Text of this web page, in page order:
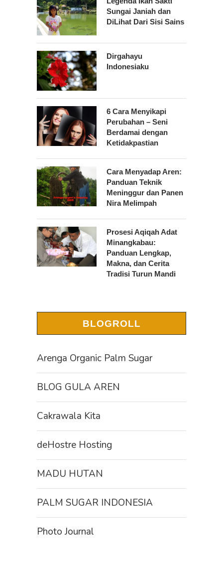
Sungai Janiah dan
DiLihat Dari Sisi Sains
Dirgahayu
Indonesiaku
6 Cara Menyikapi
Perubahan – Seni
Berdamai dengan
Ketidakpastian
Cara Menyadap Aren:
Panduan Teknik
Meninggur dan Panen
Nira Melimpah
Prosesi Aqiqah Adat
Minangkabau:
Panduan Lengkap,
Makna, dan Cerita
Tradisi Turun Mandi
BLOGROLL
Arenga Organic Palm Sugar
BLOG GULA AREN
Cakrawala Kita
deHostre Hosting
MADU HUTAN
PALM SUGAR INDONESIA
Photo Journal